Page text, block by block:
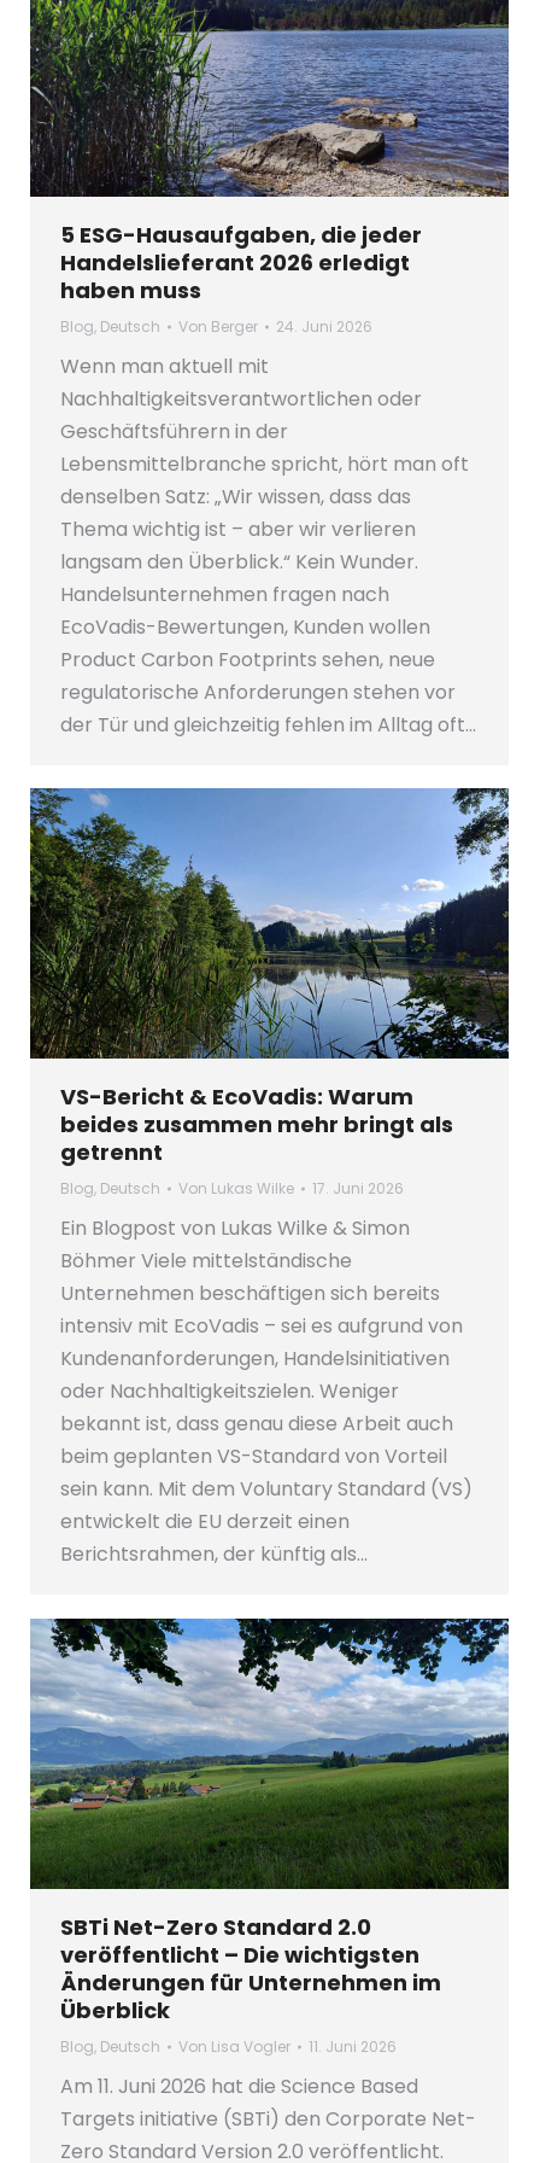
5 ESG-Hausaufgaben, die jeder
Handelslieferant 2026 erledigt
haben muss
Blog, Deutsch Von Berger 24. Juni 2026
Wenn man aktuell mit
Nachhaltigkeitsverantwortlichen oder
Geschäftsführern in der
Lebensmittelbranche spricht, hört man oft
denselben Satz: „Wir wissen, dass das
Thema wichtig ist – aber wir verlieren
langsam den Überblick.“ Kein Wunder.
Handelsunternehmen fragen nach
EcoVadis-Bewertungen, Kunden wollen
Product Carbon Footprints sehen, neue
regulatorische Anforderungen stehen vor
der Tür und gleichzeitig fehlen im Alltag oft…
VS-Bericht & EcoVadis: Warum
beides zusammen mehr bringt als
getrennt
Blog, Deutsch Von Lukas Wilke 17. Juni 2026
Ein Blogpost von Lukas Wilke & Simon
Böhmer Viele mittelständische
Unternehmen beschäftigen sich bereits
intensiv mit EcoVadis – sei es aufgrund von
Kundenanforderungen, Handelsinitiativen
oder Nachhaltigkeitszielen. Weniger
bekannt ist, dass genau diese Arbeit auch
beim geplanten VS-Standard von Vorteil
sein kann. Mit dem Voluntary Standard (VS)
entwickelt die EU derzeit einen
Berichtsrahmen, der künftig als…
SBTi Net-Zero Standard 2.0
veröffentlicht – Die wichtigsten
Änderungen für Unternehmen im
Überblick
Blog, Deutsch Von Lisa Vogler 11. Juni 2026
Am 11. Juni 2026 hat die Science Based
Targets initiative (SBTi) den Corporate Net-
Zero Standard Version 2.0 veröffentlicht.